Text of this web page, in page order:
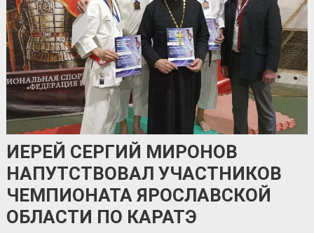
ИЕРЕЙ СЕРГИЙ МИРОНОВ
НАПУТСТВОВАЛ УЧАСТНИКОВ
ЧЕМПИОНАТА ЯРОСЛАВСКОЙ
ОБЛАСТИ ПО КАРАТЭ